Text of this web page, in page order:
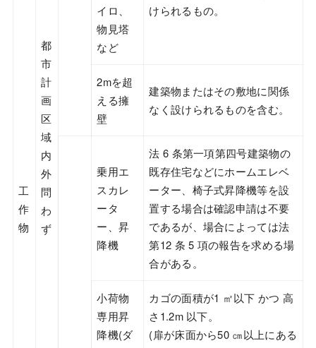
工
作
物
都
市
計
画
区
域
内
外
問
わ
ず
イロ、
物見塔
など
けられるもの。
2mを超
える擁
壁
建築物またはその敷地に関係
なく設けられるものを含む。
乗用エ
スカレ
ータ
ー、昇
降機
法 6 条第一項第四号建築物の
既存住宅などにホームエレベ
ーター、椅子式昇降機等を設
置する場合は確認申請は不要
であるが、場合によっては法
第12 条 5 項の報告を求める場
合がある。
小荷物
専用昇
降機(ダ
カゴの面積が1 ㎡以下 かつ 高
さ1.2m 以下。
(扉が床面から50 ㎝以上にある